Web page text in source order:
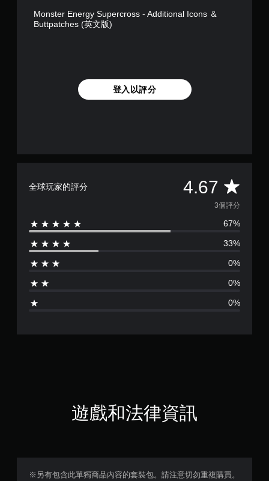
Monster Energy Supercross - Additional Icons ＆
Buttpatches (英文版)
登入以評分
全球玩家的評分 4.67 平
均
評
分
4
6
分
3個評分
67%
33%
0%
0%
0%
遊戲和法律資訊
※另有包含此單獨商品內容的套裝包。請注意切勿重複購買。